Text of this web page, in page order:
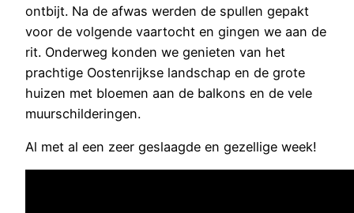
ontbijt. Na de afwas werden de spullen gepakt
voor de volgende vaartocht en gingen we aan de
rit. Onderweg konden we genieten van het
prachtige Oostenrijkse landschap en de grote
huizen met bloemen aan de balkons en de vele
muurschilderingen.
Al met al een zeer geslaagde en gezellige week!